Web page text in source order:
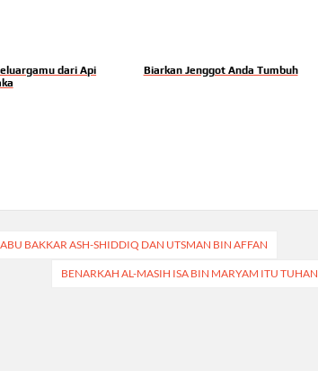
dari Api
Biarkan Jenggot Anda Tumbuh
BAKKAR ASH-SHIDDIQ DAN UTSMAN BIN AFFAN
BENARKAH AL-MASIH ISA BIN MARYAM ITU TUHAN